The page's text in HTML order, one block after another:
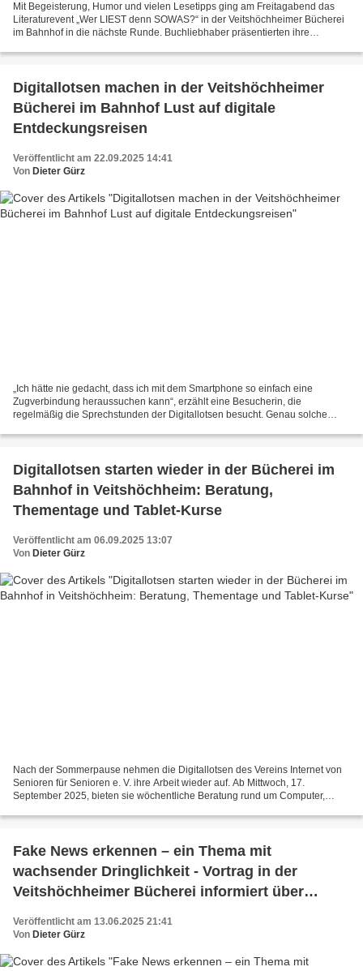
Mit Begeisterung, Humor und vielen Lesetipps ging am Freitagabend das
Literaturevent „Wer LIEST denn SOWAS?“ in der Veitshöchheimer Bücherei
im Bahnhof in die nächste Runde. Buchliebhaber präsentierten ihre
Digitallotsen machen in der Veitshöchheimer
Bücherei im Bahnhof Lust auf digitale
Entdeckungsreisen
Veröffentlicht am 22.09.2025 14:41
Von Dieter Gürz
„Ich hätte nie gedacht, dass ich mit dem Smartphone so einfach eine
Zugverbindung heraussuchen kann“, erzählt eine Besucherin, die
regelmäßig die Sprechstunden der Digitallotsen besucht. Genau solche
Digitallotsen starten wieder in der Bücherei im
Bahnhof in Veitshöchheim: Beratung,
Thementage und Tablet-Kurse
Veröffentlicht am 06.09.2025 13:07
Von Dieter Gürz
Nach der Sommerpause nehmen die Digitallotsen des Vereins Internet von
Senioren für Senioren e. V. ihre Arbeit wieder auf. Ab Mittwoch, 17.
September 2025, bieten sie wöchentliche Beratung rund um Computer,
Fake News erkennen – ein Thema mit
wachsender Dringlichkeit - Vortrag in der
Veitshöchheimer Bücherei informiert über
Täuschungen
Veröffentlicht am 13.06.2025 21:41
Von Dieter Gürz